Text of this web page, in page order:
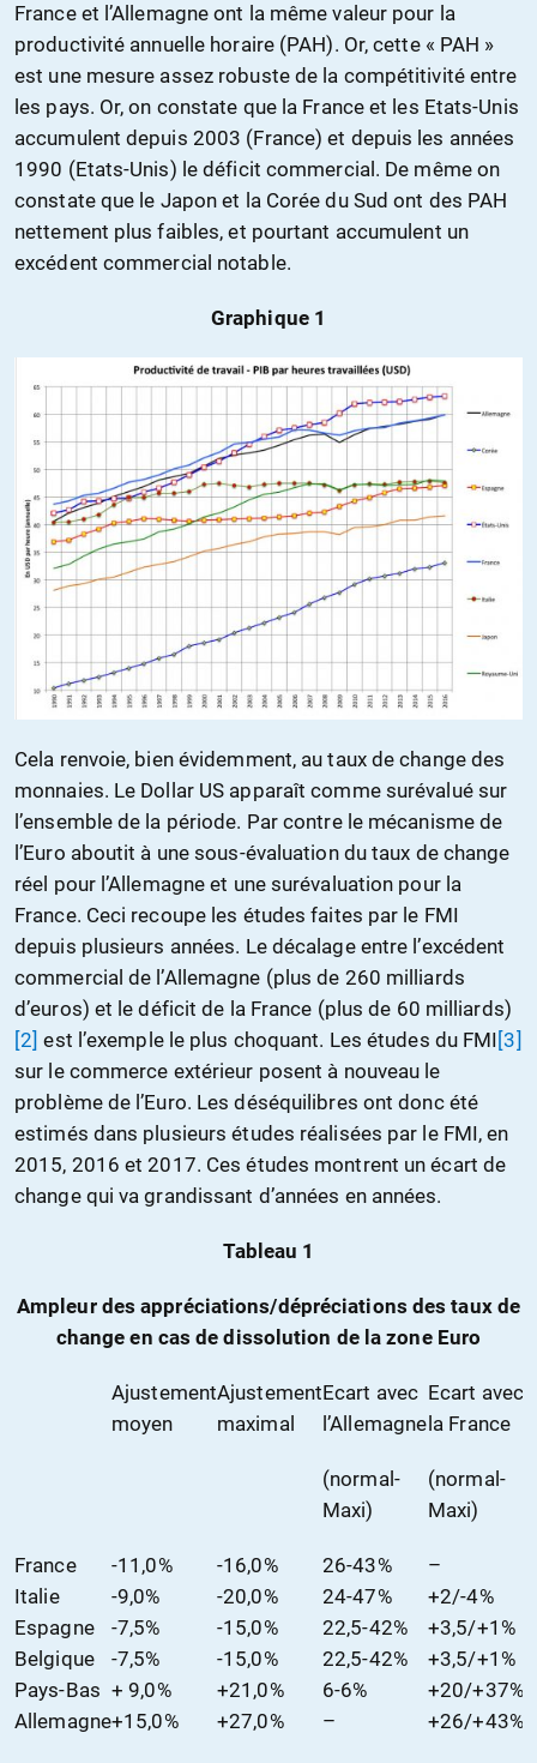
France et l’Allemagne ont la même valeur pour la
productivité annuelle horaire (PAH). Or, cette « PAH »
est une mesure assez robuste de la compétitivité entre
les pays. Or, on constate que la France et les Etats-Unis
accumulent depuis 2003 (France) et depuis les années
1990 (Etats-Unis) le déficit commercial. De même on
constate que le Japon et la Corée du Sud ont des PAH
nettement plus faibles, et pourtant accumulent un
excédent commercial notable.
Graphique 1
Cela renvoie, bien évidemment, au taux de change des
monnaies. Le Dollar US apparaît comme surévalué sur
l’ensemble de la période. Par contre le mécanisme de
l’Euro aboutit à une sous-évaluation du taux de change
réel pour l’Allemagne et une surévaluation pour la
France. Ceci recoupe les études faites par le FMI
depuis plusieurs années. Le décalage entre l’excédent
commercial de l’Allemagne (plus de 260 milliards
d’euros) et le déficit de la France (plus de 60 milliards)
[2] est l’exemple le plus choquant. Les études du FMI[3]
sur le commerce extérieur posent à nouveau le
problème de l’Euro. Les déséquilibres ont donc été
estimés dans plusieurs études réalisées par le FMI, en
2015, 2016 et 2017. Ces études montrent un écart de
change qui va grandissant d’années en années.
Tableau 1
Ampleur des appréciations/dépréciations des taux de
change en cas de dissolution de la zone Euro
Ajustement
moyen
Ajustement
maximal
Ecart avec
l’Allemagne
(normal-
Maxi)
Ecart avec
la France
(normal-
Maxi)
France -11,0% -16,0% 26-43%
–
Italie
-9,0% -20,0% 24-47%
+2/-4%
Espagne
-7,5% -15,0% 22,5-42%
+3,5/+1%
Belgique
-7,5% -15,0% 22,5-42%
+3,5/+1%
Pays-Bas + 9,0% +21,0% 6-6%
+20/+37%
Allemagne+15,0% +27,0% – +26/+43%